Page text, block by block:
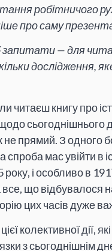
робітничого
про саму
запитати — для
дослідження,
читаєш книгу про
сьогоднішнього
не прямий. З
мас увійти в
року, і особливо в
що відбувалося
цих часів дуже
колективної дії,
з сьогоднішнім